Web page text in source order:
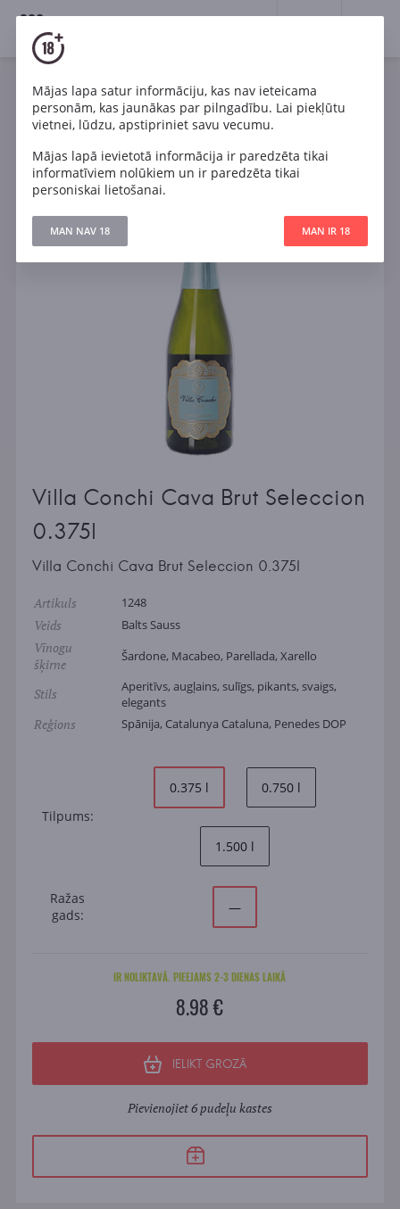
18+
Dzirkstošais Balts Sauss
Spānija
Villa Conchi Cava Brut Seleccion 0.375l
Villa Conchi Cava Brut Seleccion
0.375l
Villa Conchi Cava Brut Seleccion 0.375l
Artikuls 1248
Veids Balts Sauss
Vīnogu
šķirne
Šardone, Macabeo, Parellada, Xarello
Stils
Aperitīvs, augļains, sulīgs, pikants, svaigs,
elegants
Reģions Spānija, Catalunya Cataluna, Penedes DOP
Tilpums:
0.375 l 0.750 l
1.500 l
Ražas
gads:
—
IR NOLIKTAVĀ. PIEEJAMS 2-3 DIENAS LAIKĀ
8.98 €
IELIKT GROZĀ
Pievienojiet 6 pudeļu kastes
Mājas lapa satur informāciju, kas nav ieteicama
personām, kas jaunākas par pilngadību. Lai piekļūtu
vietnei, lūdzu, apstipriniet savu vecumu.
Mājas lapā ievietotā informācija ir paredzēta tikai
informatīviem nolūkiem un ir paredzēta tikai
personiskai lietošanai.
MAN NAV 18 MAN IR 18